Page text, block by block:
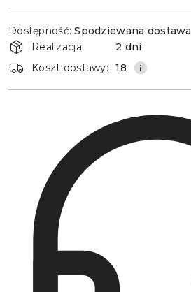
i
dostawa
Dostępność: Spodziewana dostawa
Realizacja:
2 dni
Koszt dostawy:
18